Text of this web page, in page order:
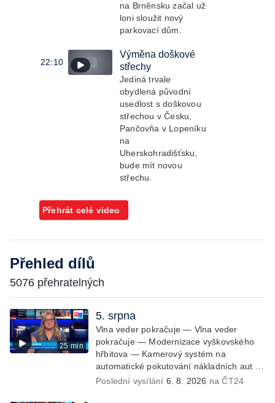
na Brněnsku začal už
loni sloužit nový
parkovací dům.
22:10
Výměna doškové
střechy
Jediná trvale
obydlená původní
usedlost s doškovou
střechou v Česku,
Pančovňa v Lopeníku
na
Uherskohradišťsku,
bude mít novou
střechu.
Přehrát celé video
Přehled dílů
5076 přehratelných
25 min
5. srpna
Vlna veder pokračuje — Vlna veder
pokračuje — Modernizace vyškovského
hřbitova — Kamerový systém na
automatické pokutování nákladních aut —
Demolice vyhořelé budovy ve Zlíně —
Poslední vysílání 6. 8. 2026 na ČT24